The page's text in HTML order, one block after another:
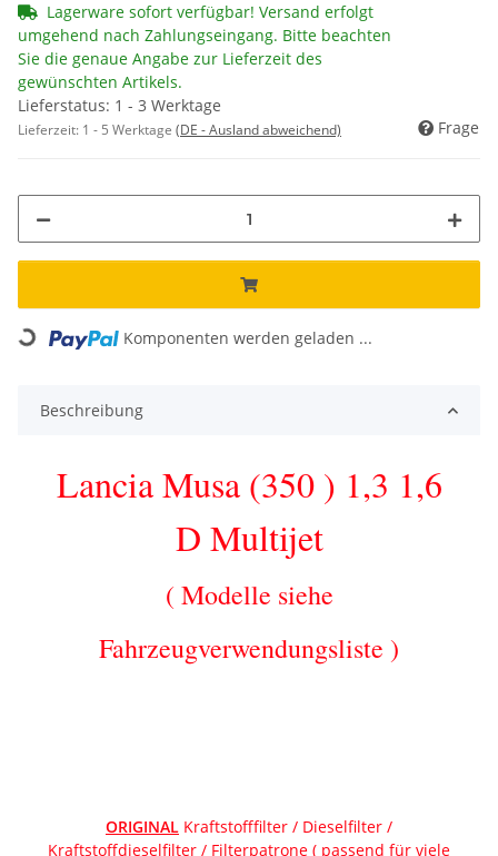
Lagerware sofort verfügbar! Versand erfolgt
umgehend nach Zahlungseingang. Bitte beachten
Sie die genaue Angabe zur Lieferzeit des
gewünschten Artikels.
Lieferstatus: 1 - 3 Werktage
Lieferzeit: 1 - 5 Werktage (DE - Ausland abweichend) Frage
Loading... Komponenten werden geladen ...
Beschreibung
Lancia Musa(350 ) 1,3 1,6
D Multijet
( Modelle siehe
Fahrzeugverwendungsliste )
ORIGINAL Kraftstofffilter / Dieselfilter /
Kraftstoffdieselfilter / Filterpatrone ( passend für viele